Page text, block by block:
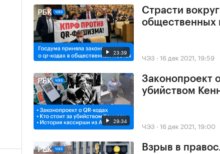
23:39
Страсти
общественных
ЧЭЗ · 16 дек 2021, 19:59
29:34
Законопроект
убийством
ЧЭЗ · 16 дек 2021, 19:00
Взрыв в